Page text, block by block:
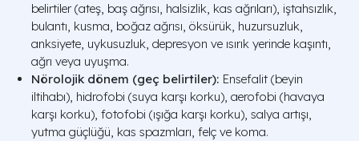
belirtiler (ateş, baş ağrısı, halsizlik, kas ağrıları), iştahsızlık,
bulantı, kusma, boğaz ağrısı, öksürük, huzursuzluk,
anksiyete, uykusuzluk, depresyon ve ısırık yerinde kaşıntı,
ağrı veya uyuşma.
Nörolojik dönem (geç belirtiler): Ensefalit (beyin
iltihabı), hidrofobi (suya karşı korku), aerofobi (havaya
karşı korku), fotofobi (ışığa karşı korku), salya artışı,
yutma güçlüğü, kas spazmları, felç ve koma.